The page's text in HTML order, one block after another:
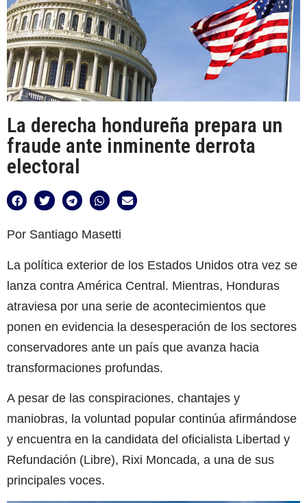
La derecha hondureña prepara un
fraude ante inminente derrota
electoral
Por Santiago Masetti
La política exterior de los Estados Unidos otra vez se
lanza contra América Central. Mientras, Honduras
atraviesa por una serie de acontecimientos que
ponen en evidencia la desesperación de los sectores
conservadores ante un país que avanza hacia
transformaciones profundas.
A pesar de las conspiraciones, chantajes y
maniobras, la voluntad popular continúa afirmándose
y encuentra en la candidata del oficialista Libertad y
Refundación (Libre), Rixi Moncada, a una de sus
principales voces.